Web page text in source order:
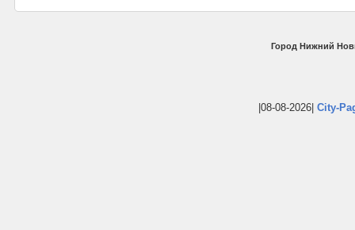
Город Нижний
|08-08-2026| City-